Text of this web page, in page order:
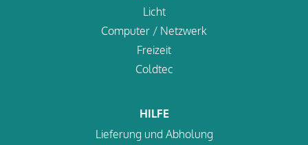
Licht
Computer / Netzwerk
Freizeit
Coldtec
HILFE
Lieferung und Abholung